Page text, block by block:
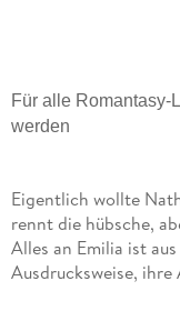
Für alle Romantasy-
werden
Eigentlich wollte
rennt die hübsche,
Alles an Emilia ist
Ausdrucksweise,